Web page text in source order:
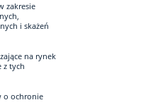
zakresie
i skażeń
na rynek
z tych
o ochronie